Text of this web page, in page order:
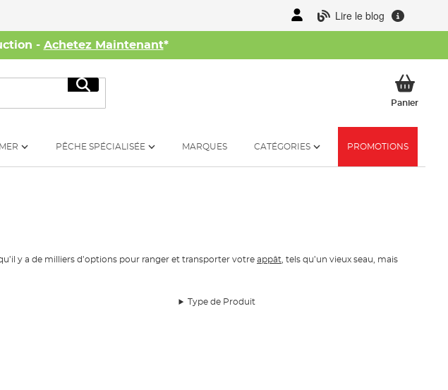
Lire le blog
- Achetez Maintenant*
Rechercher
PanierMon
MER PÊCHE SPÉCIALISÉE MARQUES CATÉGORIES PROMOTIONS
y a de milliers d’options pour ranger et transporter votre appât , tels qu’un vieux seau, mais
si vous ne pouvez qu’aller au bord pour les courtes sessions. C’est pour cela que
important de votre arsenal – votre amorce. Dans notre collection, vous trouverez des
nous avons le produit idéal.
utilisons nous-mêmes. Nous avons développé un bon rapport au fil des années avec
en étant assuré que vous faites le bon choix.
Type de Produit